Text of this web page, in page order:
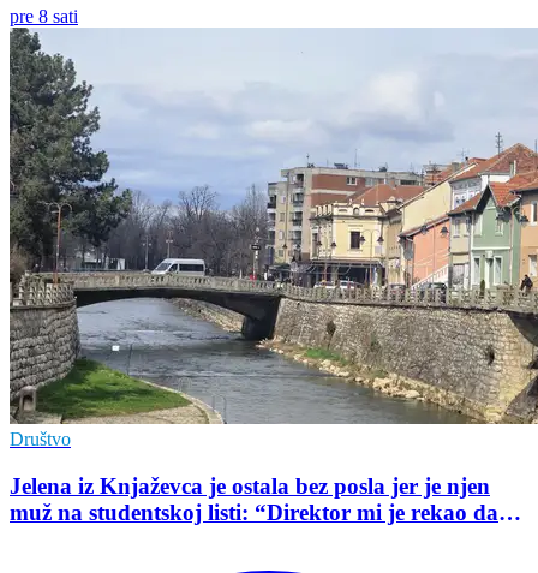
pre 8 sati
Društvo
Jelena iz Knjaževca je ostala bez posla jer je njen
muž na studentskoj listi: “Direktor mi je rekao da